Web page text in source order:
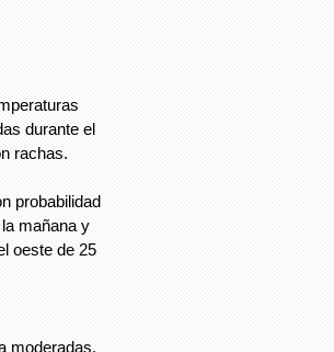
durante el
rachas.
probabilidad
mañana y
oeste de 25
moderadas.